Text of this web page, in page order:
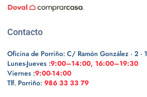
Contacto
Oficina de Porriño: C/ Ramón González · 2 ·
Lunes-Jueves :9:00–14:00, 16:00–19:30
Viernes :9:00-14:00
Tlf. Porriño: 986 33 33 79